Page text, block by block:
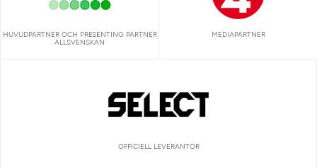
HUVUDPARTNER OCH PRESENTING PARTNER
ALLSVENSKAN
MEDIAPARTNER
OFFICIELL LEVERANTÖR